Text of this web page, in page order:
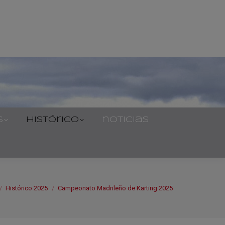
histórico noticias
Histórico 2025 Campeonato Madrileño de Karting 2025